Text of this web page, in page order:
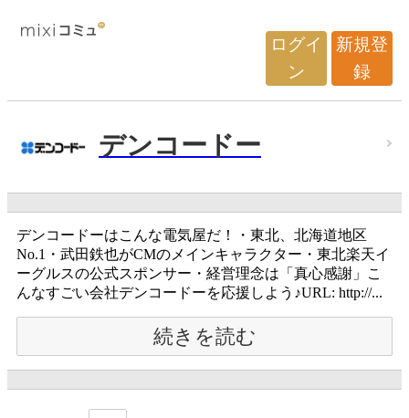
ログイ
ン
新規登
録
デンコードー
デンコードーはこんな電気屋だ！・東北、北海道地区
No.1・武田鉄也がCMのメインキャラクター・東北楽天イ
ーグルスの公式スポンサー・経営理念は「真心感謝」こ
んなすごい会社デンコードーを応援しよう♪URL: http://...
続きを読む